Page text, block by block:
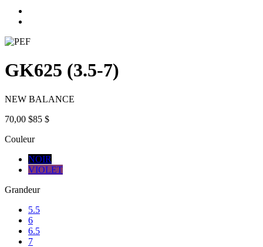
GK625 (3.5-7)
NEW BALANCE
70,00 $85 $
Couleur
NOIR
VIOLET
Grandeur
5.5
6
6.5
7